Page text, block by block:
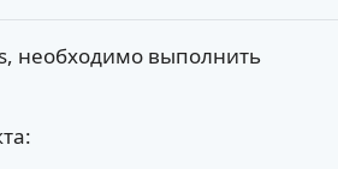
необходимо выполнить